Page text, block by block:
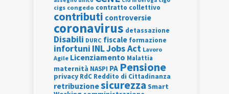
cigs congedo contratto collettivo
contributi controversie
coronavirus detassazione
Disabili DURC fiscale formazione
infortuni INLJobs Act Lavoro
Agile Licenziamento Malattia
maternità NASPI PA Pensione
privacy RdC Reddito di Cittadinanza
retribuzionesicurezza Smart